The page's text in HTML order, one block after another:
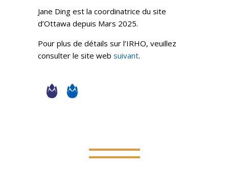
Jane Ding est la coordinatrice du site
d’Ottawa depuis Mars 2025.
Pour plus de détails sur l’IRHO, veuillez
consulter le site web suivant.